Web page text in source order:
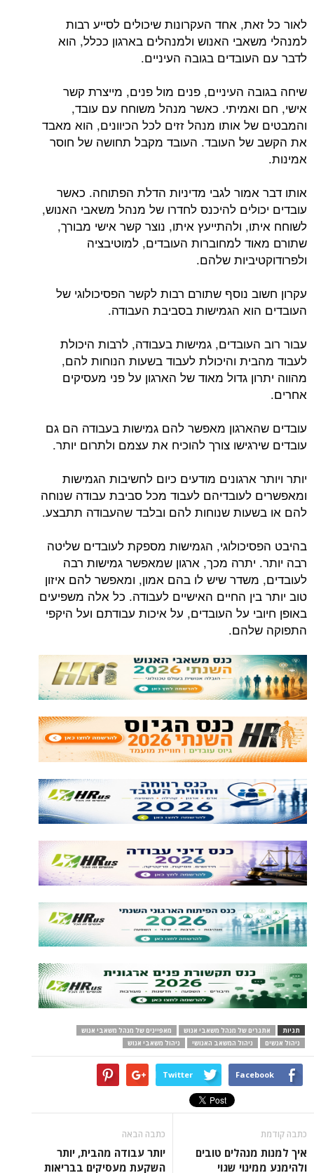
לאור כל זאת, אחד העקרונות שיכולים לסייע רבות
למנהלי משאבי האנוש ולמנהלים בארגון ככלל, הוא
לדבר עם העובדים בגובה העיניים.
שיחה בגובה העיניים, פנים מול פנים, מייצרת קשר
אישי, חם ואמיתי. כאשר מנהל משוחח עם עובד,
והמבטים של אותו מנהל זזים לכל הכיוונים, הוא מאבד
את הקשב של העובד. העובד מקבל תחושה של חוסר
אמינות.
אותו דבר אמור לגבי מדיניות הדלת הפתוחה. כאשר
עובדים יכולים להיכנס לחדרו של מנהל משאבי האנוש,
לשוחח איתו, ולהתייעץ איתו, נוצר קשר אישי מבורך,
שתורם מאוד למחוברות העובדים, למוטיבציה
ולפרודוקטיביות שלהם.
עקרון חשוב נוסף שתורם רבות לקשר הפסיכולוגי של
העובדים הוא הגמישות בסביבת העבודה.
עבור רוב העובדים, גמישות בעבודה, לרבות היכולת
לעבוד מהבית והיכולת לעבוד בשעות הנוחות להם,
מהווה יתרון גדול מאוד של הארגון על פני מעסיקים
אחרים.
עובדים שהארגון מאפשר להם גמישות בעבודה הם גם
עובדים שירגישו צורך להוכיח את עצמם ולתרום יותר.
יותר ויותר ארגונים מודעים כיום לחשיבות הגמישות
ומאפשרים לעובדיהם לעבוד מכל סביבת עבודה שנוחה
להם או בשעות שנוחות להם ובלבד שהעבודה תתבצע.
בהיבט הפסיכולוגי, הגמישות מספקת לעובדים שליטה
רבה יותר. יתרה מכך, ארגון שמאפשר גמישות רבה
לעובדים, משדר שיש לו בהם אמון, ומאפשר להם איזון
טוב יותר בין החיים האישיים לעבודה. כל אלה משפיעים
באופן חיובי על העובדים, על איכות עבודתם ועל היקפי
התפוקה שלהם.
תגיות אתגרים של מנהל משאבי אנוש
מאפיינים של מנהל משאבי אנוש
ניהול אנשים
ניהול המשאב האנושי ניהול משאבי אנוש
Facebook
Twitter
כתבה קודמת
איך למנות מנהלים טובים
ולהימנע ממינוי שגוי
כתבה הבאה
יותר עבודה מהבית, יותר
השקעת מעסיקים בבריאות